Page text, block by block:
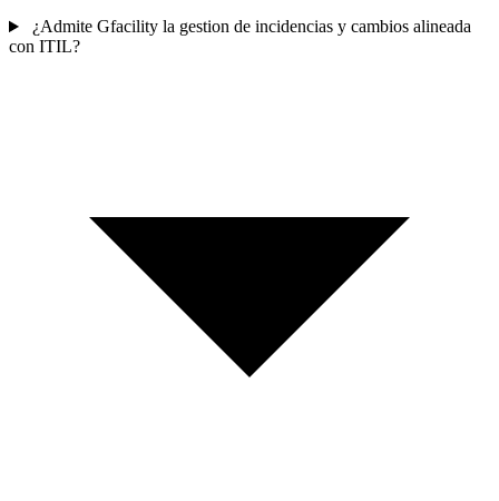
¿Admite Gfacility la gestion de incidencias y cambios alineada
con ITIL?